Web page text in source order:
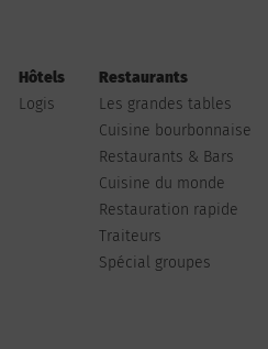
Hôtels
Logis
Restaurants
Les grandes tables
Cuisine bourbonnaise
Restaurants & Bars
Cuisine du monde
Restauration rapide
Traiteurs
Spécial groupes